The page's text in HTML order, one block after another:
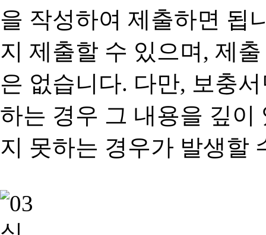
을 작성하여 제출하면 됩
지 제출할 수 있으며, 제
은 없습니다. 다만, 보충
하는 경우 그 내용을 깊이
지 못하는 경우가 발생할